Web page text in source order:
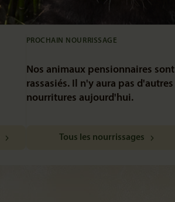
PROCHAIN NOURRISSAGE
Nos animaux pensionnaires sont
rassasiés. Il n'y aura pas d'autres
nourritures aujourd'hui.
Tous les nourrissages